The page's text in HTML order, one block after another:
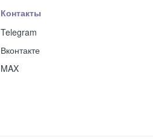
Контакты
Telegram
Вконтакте
MAX